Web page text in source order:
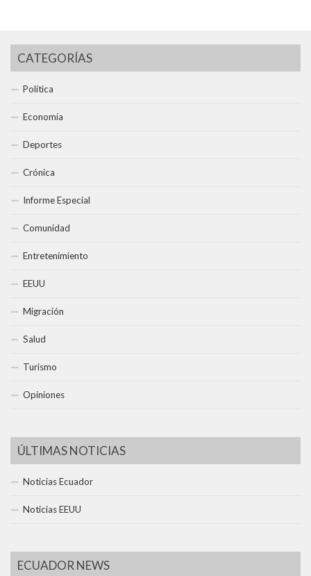
CATEGORÍAS
Política
Economía
Deportes
Crónica
Informe Especial
Comunidad
Entretenimiento
EEUU
Migración
Salud
Turismo
Opiniones
ÚLTIMAS NOTICIAS
Noticias Ecuador
Noticias EEUU
ECUADOR NEWS